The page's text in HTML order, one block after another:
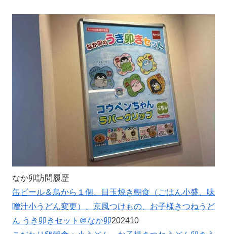
なか卯訪問履歴
缶ビール＆鳥から１個、目玉焼き朝食（ごはん小盛、味
噌汁小うどん変更）、京風つけもの、お子様きつねうど
ん うき卯きセット＠なか卯202410